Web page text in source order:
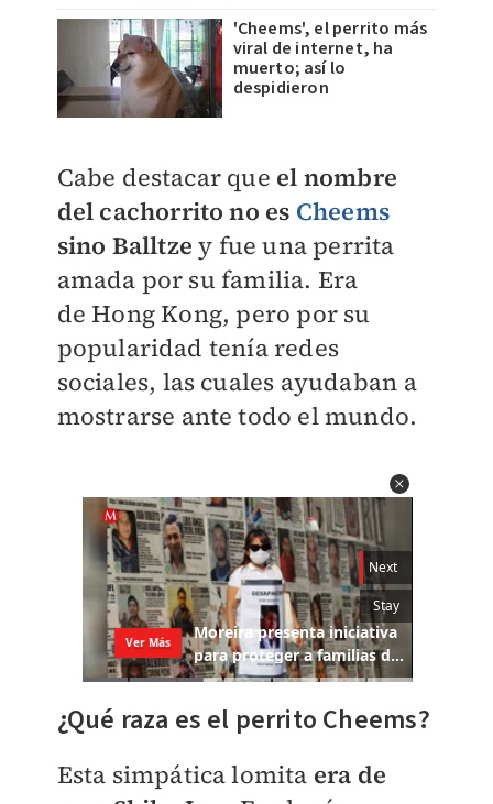
'Cheems', el perrito más
viral de internet, ha
muerto; así lo
despidieron
Cabe destacar que el nombre
del cachorrito no es Cheems
sino Balltzey fue una perrita
amada por su familia. Era
deHong Kong, pero por su
popularidad tenía redes
sociales, las cuales ayudaban a
mostrarse ante todo el mundo.
¿Qué raza es el perrito Cheems?
Esta simpática lomita era de